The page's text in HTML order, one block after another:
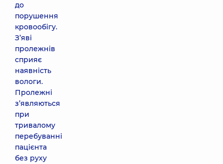
до
порушення
кровообігу.
З’яві
пролежнів
сприяє
наявність
вологи.
Пролежні
з’являються
при
тривалому
перебуванні
пацієнта
без руху